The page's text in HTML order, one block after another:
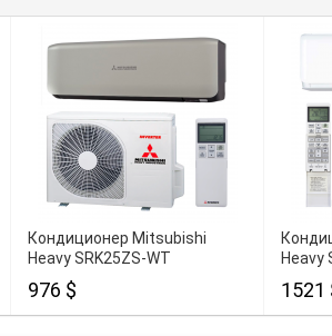
Кондиционер Mitsubishi
Heavy SRK25ZS-WT
976 $
Heavy
1521